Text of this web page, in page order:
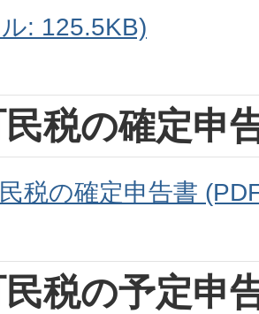
: 125.5KB)
税の確定申
税の確定申告書
税の予定申